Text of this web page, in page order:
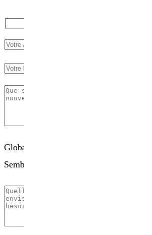
Globalement, comment évaluez-vous
Sembio.fr ?